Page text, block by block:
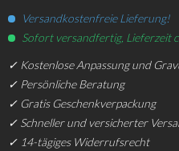
Versandkostenfreie Lieferung!
Sofort versandfertig, Lieferzeit
✓ Kostenlose Anpassung und
✓ Persönliche Beratung
✓ Gratis Geschenkverpackung
✓ Schneller und versicherter
✓ 14-tägiges Widerrufsrecht